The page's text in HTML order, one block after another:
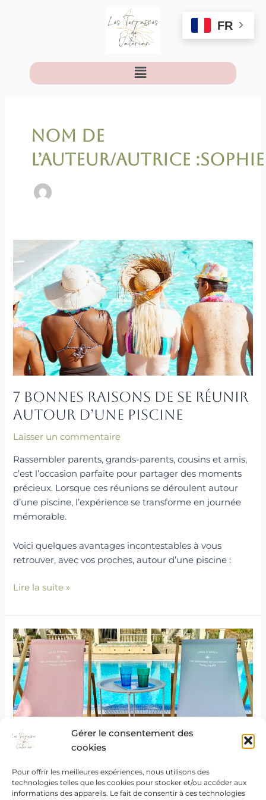
Gérer le consentement des
cookies
Pour offrir les meilleures expériences, nous utilisons des
technologies telles que les cookies pour stocker et/ou accéder aux
informations des appareils. Le fait de consentir à ces technologies
Menu
Nom de
l’auteur/autrice :sophie
7 Bonnes raisons de se réunir
autour d’une piscine
Laisser un commentaire
Rassembler parents, grands-parents, cousins et amis,
c’est l’occasion parfaite pour partager des moments
précieux. Lorsque ces réunions se déroulent autour
d’une piscine, l’expérience se transforme en journée
mémorable.
Voici quelques avantages incontestables à vous
retrouver, avec vos proches, autour d’une piscine :
Bonnes
raisons
de
se
réunir
autour
d’une
piscine
Lire la suite »
Pourquoi LOUER UNE PISCINE
Laisser un commentaire
Pourquoi
LOUER
UNE
PISCINE
PRIVEE
DANS
VAR ?
FR